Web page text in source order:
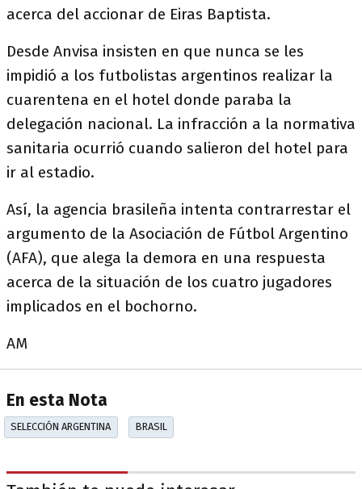
acerca del accionar de Eiras Baptista.
Desde Anvisa insisten en que nunca se les
impidió a los futbolistas argentinos realizar la
cuarentena en el hotel donde paraba la
delegación nacional. La infracción a la normativa
sanitaria ocurrió cuando salieron del hotel para
ir al estadio.
Así, la agencia brasileña intenta contrarrestar el
argumento de la Asociación de Fútbol Argentino
(AFA), que alega la demora en una respuesta
acerca de la situación de los cuatro jugadores
implicados en el bochorno.
AM
En esta Nota
SELECCIÓN ARGENTINA BRASIL